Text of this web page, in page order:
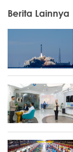
Berita Lainnya